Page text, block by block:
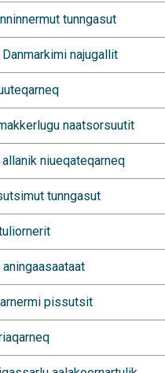
tunngasut
najugallit
naatsorsuutit
allanik niueqateqarneq
tunngasut
pissutsit